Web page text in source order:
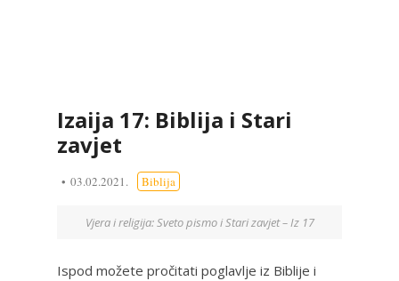
Izaija 17: Biblija i Stari
zavjet
03.02.2021. Biblija
Vjera i religija: Sveto pismo i Stari zavjet – Iz 17
Ispod možete pročitati poglavlje iz Biblije i